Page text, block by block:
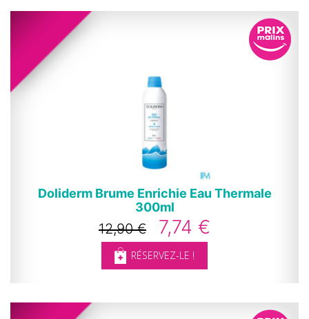
Doliderm Brume Enrichie Eau Thermale
300ml
12,90 € 7,74 €
RÉSERVEZ-LE !